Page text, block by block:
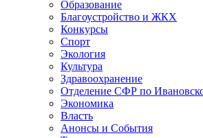
Образование
Благоустройство и ЖКХ
Конкурсы
Спорт
Экология
Культура
Здравоохранение
Отделение СФР по
Экономика
Власть
Анонсы и События